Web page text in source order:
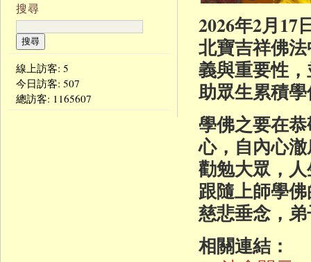
2026年2月
北寶吉祥佛
義與重要性
助眾生累積
學佛之要在
心，自內心
勸勉大眾，
跟隨上師學
慈悲垂念，
相關連結：
搜尋
線上訪客: 5
今日訪客: 507
總訪客: 1165607